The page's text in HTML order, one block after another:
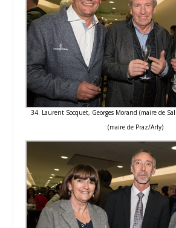
34. Laurent Socquet, Georges Morand (maire de
(maire de Praz/Arly)